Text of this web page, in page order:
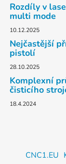
Rozdíly v
multi mode
10.12.2025
Nejčastější
pistolí
28.10.2025
Komplexní
čisticího
18.4.2024
CNC1.EU